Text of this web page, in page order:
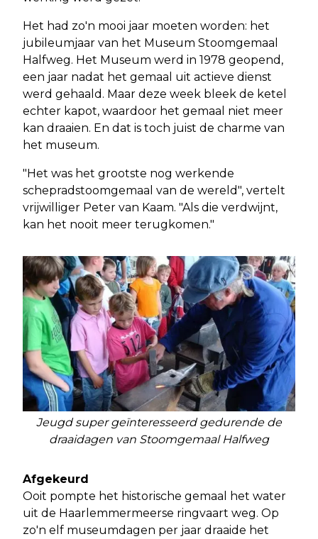
Het had zo'n mooi jaar moeten worden: het
jubileumjaar van het Museum Stoomgemaal
Halfweg. Het Museum werd in 1978 geopend,
een jaar nadat het gemaal uit actieve dienst
werd gehaald. Maar deze week bleek de ketel
echter kapot, waardoor het gemaal niet meer
kan draaien. En dat is toch juist de charme van
het museum.
"Het was het grootste nog werkende
schepradstoomgemaal van de wereld", vertelt
vrijwilliger Peter van Kaam. "Als die verdwijnt,
kan het nooit meer terugkomen."
Jeugd super geïnteresseerd gedurende de
draaidagen van Stoomgemaal Halfweg
Afgekeurd
Ooit pompte het historische gemaal het water
uit de Haarlemmermeerse ringvaart weg. Op
zo'n elf museumdagen per jaar draaide het